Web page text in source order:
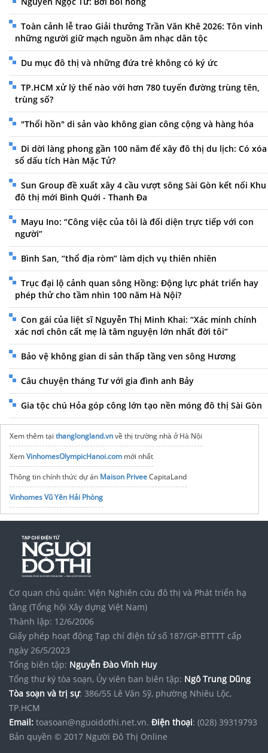
Toàn cảnh lễ trao Giải thưởng Trần Văn Khê 2026: Tôn vinh
những người giữ mạch nguồn âm nhạc dân tộc
Du mục đô thị và những đứa trẻ không có ký ức
TP.HCM xử lý thế nào với hơn 780 tuyến đường trùng tên,
trùng số?
"Thổi hồn" di sản vào không gian công cộng và hàng hóa
Di dời làng phong gần 100 năm để xây đô thị du lịch: Có xóa
sổ dấu tích Hàn Mặc Tử?
Sun Group đề xuất xây 4 cầu vượt sông Sài Gòn kết nối Khu
đô thị mới Bình Quới - Thanh Đa
Mayu Ino: “Công việc của tôi là đối diện trực tiếp với con
người”
Bình San, “thổ địa ròm” làm dịch vụ thiên nhiên
Trục đại lộ cảnh quan sông Hồng: Động lực phát triển hay
phép thử cho tầm nhìn 100 năm Hà Nội?
Con gái của liệt sĩ Nguyễn Thị Minh Khai: “Xác minh chính
xác nơi chôn cất mẹ là tâm nguyện lớn nhất đời tôi”
Bảo vệ không gian di sản thấp tầng ven sông Hương
Câu chuyện tháng Tư với gia đình anh Bảy
Gia tộc chú Hỏa góp công lớn tạo nền móng đô thị Sài Gòn
Xem thêm tại thanglongland.vnvề thị trường nhà ở Hà Nội
XemVinhomesOlympicHanoi.com mới nhất
Thông tin chính thức dự án Maison PriveeCapitaLand
Vinhomes Vũ Yên Hải Phòng
Cơ quan chủ quản: Viện Nghiên cứu đô thị và Phát triển hạ
tầng (Tổng hội Xây dựng Việt Nam)
Thành lập: 12/6/2006
Giấy phép hoạt động Tạp chí điện tử số 187/GP-BTTTT cấp
ngày 26/5/2023
Tổng biên tập: Nguyễn Đào Vĩnh Huy
Tổng thư ký tòa soạn, Ủy viên ban biên tập: Ngô Trung Dũng
Tòa soạn và trị sự: 386/55 Lê Văn Sỹ, phường Nhiêu Lộc,
TP.HCM
Email: toasoan@nguoidothi.net.vn. Điện thoại: (028) 39319793
Bản quyền © 2017 Người Đô Thị Online